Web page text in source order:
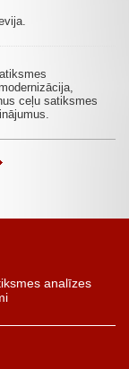
ceļu satiksmes
analīzes